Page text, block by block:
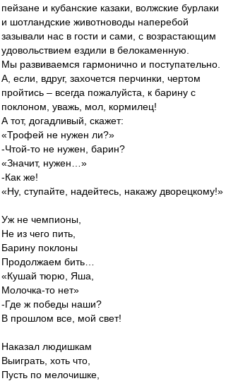
пейзане и кубанские казаки, волжские бурлаки
и шотландские животноводы наперебой
зазывали нас в гости и сами, с возрастающим
удовольствием ездили в белокаменную.
Мы развиваемся гармонично и поступательно.
А, если, вдруг, захочется перчинки, чертом
пройтись – всегда пожалуйста, к барину с
поклоном, уважь, мол, кормилец!
А тот, догадливый, скажет:
«Трофей не нужен ли?»
-Чтой-то не нужен, барин?
«Значит, нужен…»
-Как же!
«Ну, ступайте, надейтесь, накажу дворецкому!»
Уж не чемпионы,
Не из чего пить,
Барину поклоны
Продолжаем бить…
«Кушай тюрю, Яша,
Молочка-то нет»
-Где ж победы наши?
В прошлом все, мой свет!
Наказал людишкам
Выиграть, хоть что,
Пусть по мелочишке,